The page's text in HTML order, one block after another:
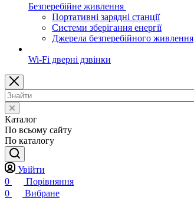
Безперебійне живлення
Портативні зарядні станції
Системи зберігання енергії
Джерела безперебійного живлення
Wi-Fi дверні дзвінки
Каталог
По всьому сайту
По каталогу
Увійти
0
Порівняння
0
Вибране